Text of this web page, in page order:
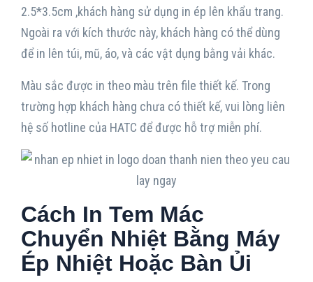
2.5*3.5cm ,khách hàng sử dụng in ép lên khẩu trang.
Ngoài ra với kích thước này, khách hàng có thể dùng
để in lên túi, mũ, áo, và các vật dụng bằng vải khác.
Màu sắc được in theo màu trên file thiết kế. Trong
trường hợp khách hàng chưa có thiết kế, vui lòng liên
hệ số hotline của HATC để được hỗ trợ miễn phí.
Cách In Tem Mác
Chuyển Nhiệt Bằng Máy
Ép Nhiệt Hoặc Bàn Ủi